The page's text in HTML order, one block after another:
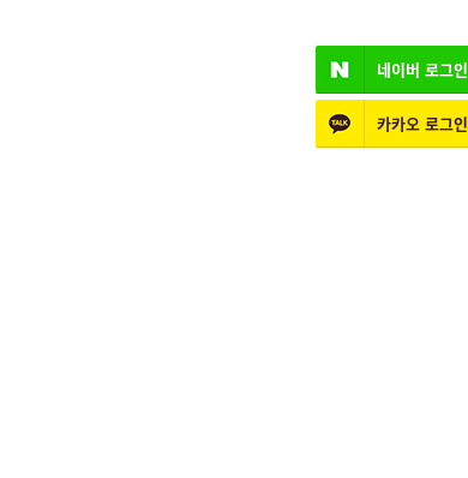
네이버 로그인
카카오 로그인